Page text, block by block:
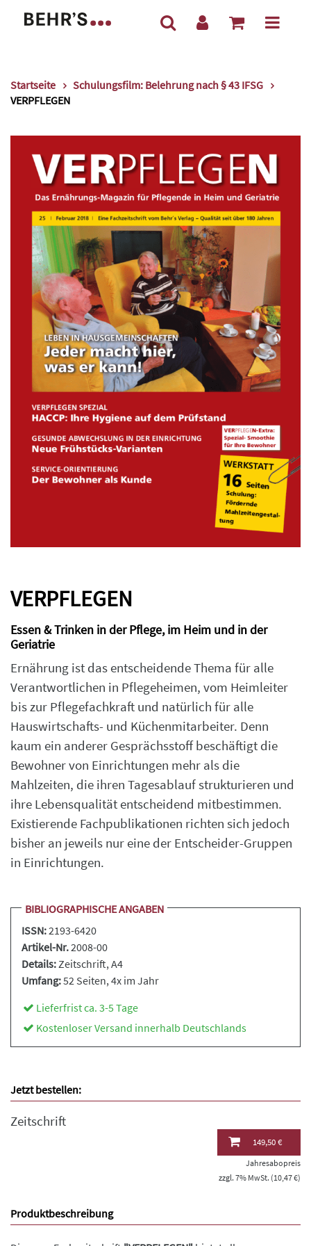
Startseite
Schulungsfilm: Belehrung nach § 43 IFSG
VERPFLEGEN
VERPFLEGEN
Essen & Trinken in der Pflege, im Heim und in der
Geriatrie
Ernährung ist das entscheidende Thema für alle
Verantwortlichen in Pflegeheimen, vom Heimleiter
bis zur Pflegefachkraft und natürlich für alle
Hauswirtschafts- und Küchenmitarbeiter. Denn
kaum ein anderer Gesprächsstoff beschäftigt die
Bewohner von Einrichtungen mehr als die
Mahlzeiten, die ihren Tagesablauf strukturieren und
ihre Lebensqualität entscheidend mitbestimmen.
Existierende Fachpublikationen richten sich jedoch
bisher an jeweils nur eine der Entscheider-Gruppen
in Einrichtungen.
BIBLIOGRAPHISCHE ANGABEN
ISSN:2193-6420
Artikel-Nr.2008-00
Details:Zeitschrift, A4
Umfang:52 Seiten, 4x im Jahr
Lieferfrist ca. 3-5 Tage
Kostenloser Versand innerhalb Deutschlands
Jetzt bestellen:
Zeitschrift
149,50 €
Jahresabopreis
zzgl. 7% MwSt. (10,47 €)
Produktbeschreibung